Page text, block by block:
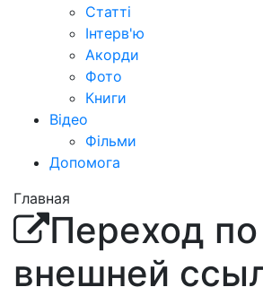
Статті
Інтерв'ю
Акорди
Фото
Книги
Відео
Фільми
Допомога
Главная
Переход по
внешней